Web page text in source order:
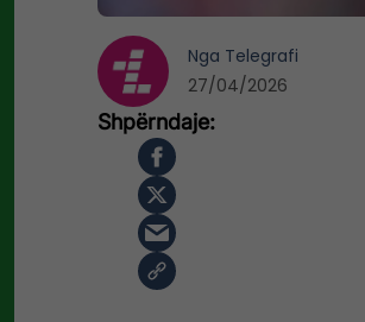
Nga Telegrafi
27/04/2026